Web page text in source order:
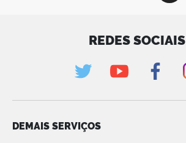
REDES SOCIAIS
DEMAIS SERVIÇOS